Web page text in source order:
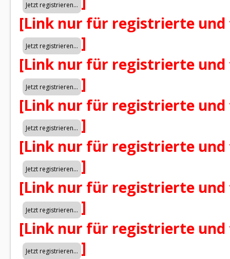
[Link nur für registrierte
]
[Link nur für registrierte
]
[Link nur für registrierte
]
[Link nur für registrierte
]
[Link nur für registrierte
]
[Link nur für registrierte
]